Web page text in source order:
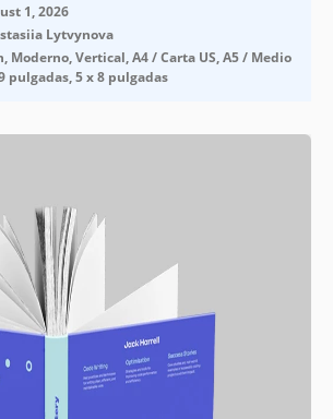
1, 2026
Lytvynova
Moderno, Vertical, A4 / Carta US, A5 / Medio
pulgadas, 5 x 8 pulgadas
Vertical Libro Plantillas
Libro Plantillas ,
, A4 / Carta US Libro Plantillas
Medio cartum Libro Plantillas